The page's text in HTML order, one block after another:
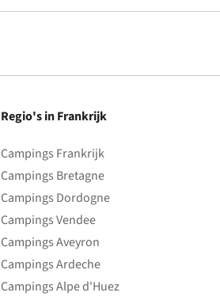
Regio's in Frankrijk
Campings Frankrijk
Campings Bretagne
Campings Dordogne
Campings Vendee
Campings Aveyron
Campings Ardeche
Campings Alpe d'Huez